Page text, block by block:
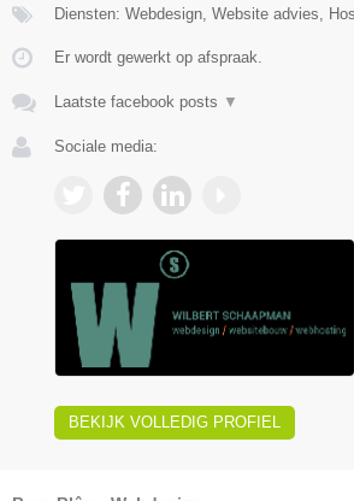
Diensten: Webdesign, Website advies,
Er wordt gewerkt op afspraak.
Laatste facebook posts ▼
Sociale media:
BEKIJK VOLLEDIG PROFIEL